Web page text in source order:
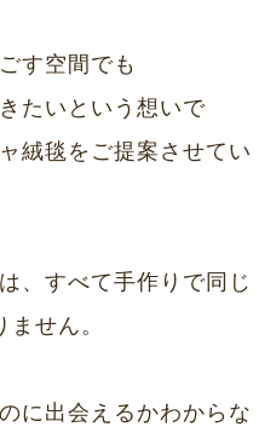
す空間でも
たいという想いで
絨毯をご提案させてい
、すべて手作りで同じ
せん。
に出会えるかわからな